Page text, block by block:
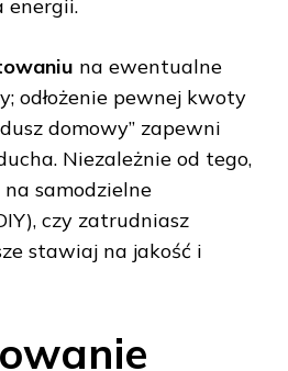
energii.
na ewentualne
odłożenie pewnej kwoty
domowy” zapewni
Niezależnie od tego,
na samodzielne
czy zatrudniasz
stawiaj na jakość i